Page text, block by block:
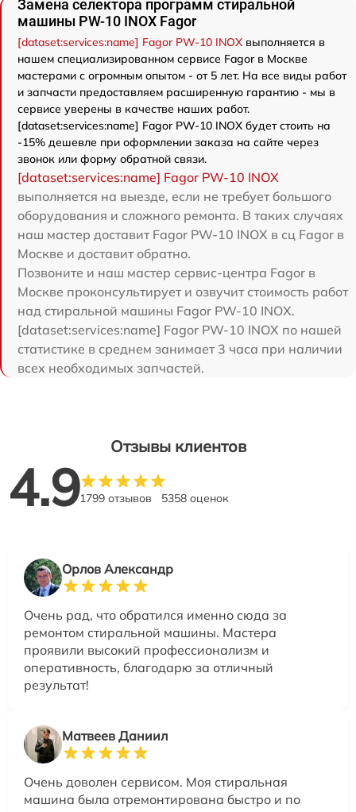
Замена селектора программ стиральной
машины PW-10 INOX Fagor
[dataset:services:name] Fagor PW-10 INOX выполняется в
нашем специализированном сервисе Fagor в Москве
мастерами с огромным опытом - от 5 лет. На все виды работ
и запчасти предоставляем расширенную гарантию - мы в
сервисе уверены в качестве наших работ.
[dataset:services:name] Fagor PW-10 INOX будет стоить на
-15% дешевле при оформлении заказа на сайте через
звонок или форму обратной связи.
[dataset:services:name] Fagor PW-10 INOX
выполняется на выезде, если не требует большого
оборудования и сложного ремонта. В таких случаях
наш мастер доставит Fagor PW-10 INOX в сц Fagor в
Москве и доставит обратно.
Позвоните и наш мастер сервис-центра Fagor в
Москве проконсультирует и озвучит стоимость работ
над стиральной машины Fagor PW-10 INOX.
[dataset:services:name] Fagor PW-10 INOX по нашей
статистике в среднем занимает 3 часа при наличии
всех необходимых запчастей.
Отзывы клиентов
4.91799 отзывов 5358 оценок
Орлов Александр
Очень рад, что обратился именно сюда за
ремонтом стиральной машины. Мастера
проявили высокий профессионализм и
оперативность, благодарю за отличный
результат!
Матвеев Даниил
Очень доволен сервисом. Моя стиральная
машина была отремонтирована быстро и по